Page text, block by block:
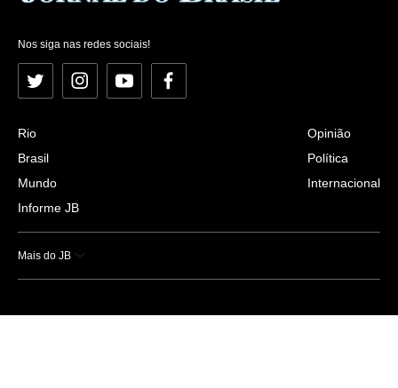
Nos siga nas redes sociais!
Twitter InstagramYouTubeFacebook
Rio
Brasil
Mundo
Informe JB
Opinião
Política
Internacional
Mais do JB
Esportes